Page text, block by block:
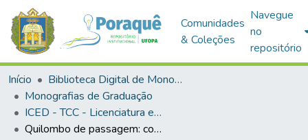
Comunidades
& Coleções
Navegue
no
repositório
Início
Biblioteca Digital de Monografias (BDM)
Monografias de Graduação
ICED - TCC - Licenciatura em História
Quilombo de passagem: conflitos, demarcação e titulação (2009 a 2019)